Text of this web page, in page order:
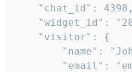
    "chat_id": 4398,
"widget_id":
    "visitor": {
"name":
"email":